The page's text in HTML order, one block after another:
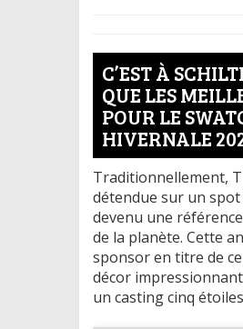
C’EST À
QUE LES
POUR LE
HIVERNALE
Traditionnellement,
détendue sur un spot
devenu une
de la planète. Cette
sponsor en titre de
décor
un casting cinq